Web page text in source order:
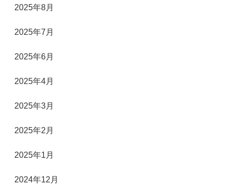
2025年8月
2025年7月
2025年6月
2025年4月
2025年3月
2025年2月
2025年1月
2024年12月